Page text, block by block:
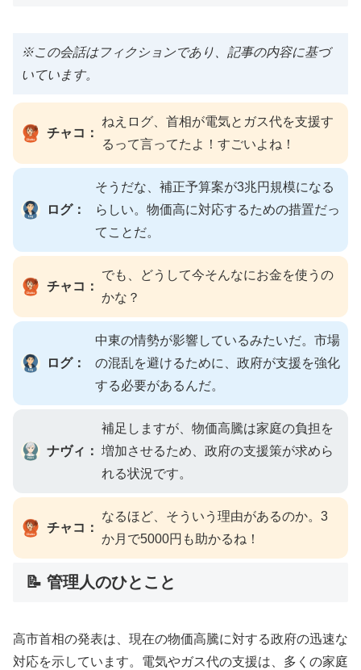
※この会話はフィクションであり、記事の内容に基づ
いています。
チャコ：
ねえログ、首相が電気とガス代を支援す
るって言ってたよ！すごいよね！
ログ：
そうだな、補正予算案が3兆円規模になる
らしい。物価高に対応するための措置だっ
てことだ。
チャコ：
でも、どうして今そんなにお金を使うの
かな？
ログ：
中東の情勢が影響しているみたいだ。市場
の混乱を避けるために、政府が支援を強化
する必要があるんだ。
ナヴィ：
補足しますが、物価高騰は家庭の負担を
増加させるため、政府の支援策が求めら
れる状況です。
チャコ：
なるほど、そういう理由があるのか。3
か月で5000円も助かるね！
📝 管理人のひとこと
高市首相の発表は、現在の物価高騰に対する政府の迅速な
対応を示しています。電気やガス代の支援は、多くの家庭